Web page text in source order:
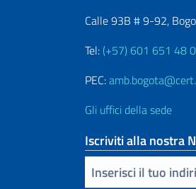
Calle 93B # 9-92,
Tel: (+57) 601 651 48
PEC:
Gli uffici della sede
Iscriviti alla nostra
Inserisci la tua email